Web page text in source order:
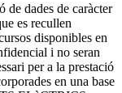
de dades de caràcter
es recullen
disponibles en
i no seran
per a la prestació
en una base